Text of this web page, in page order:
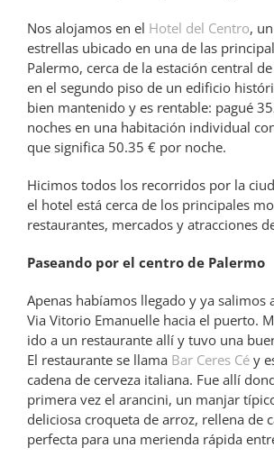
Nos alojamos en el Hotel del Centro,
estrellas ubicado en una de las
Palermo, cerca de la estación central
en el segundo piso de un edificio
bien mantenido y es rentable: pagué
noches en una habitación individual
que significa 50.35 € por noche.
Hicimos todos los recorridos por la
el hotel está cerca de los principales
restaurantes, mercados y atracciones
Paseando por el centro de Palermo
Apenas habíamos llegado y ya salimos
Via Vitorio Emanuelle hacia el puerto.
ido a un restaurante allí y tuvo una
El restaurante se llama Bar Ceres Cé y
cadena de cerveza italiana. Fue allí
primera vez el arancini, un manjar
deliciosa croqueta de arroz, rellena de
perfecta para una merienda rápida